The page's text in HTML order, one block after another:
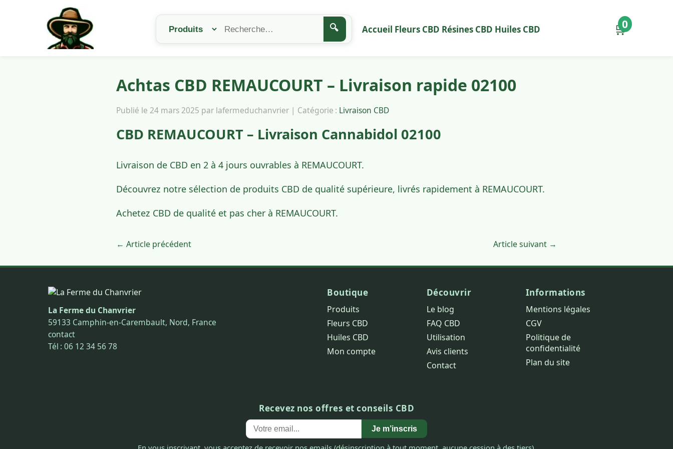
🔍 Accueil Fleurs CBD Résines CBD Huiles CBD 🛒
0
Achtas CBD REMAUCOURT – Livraison rapide 02100
Publié le 24 mars 2025 par lafermeduchanvrier | Catégorie : Livraison CBD
CBD REMAUCOURT – Livraison Cannabidol 02100
Livraison de CBD en 2 à 4 jours ouvrables à REMAUCOURT.
Découvrez notre sélection de produits CBD de qualité supérieure, livrés rapidement à REMAUCOURT.
Achetez CBD de qualité et pas cher à REMAUCOURT.
← Article précédent Article suivant →
La Ferme du Chanvrier
59133 Camphin-en-Carembault, Nord, France
contact
Tél : 06 12 34 56 78
Boutique
Produits
Fleurs CBD
Huiles CBD
Mon compte
Découvrir
Le blog
FAQ CBD
Utilisation
Avis clients
Contact
Informations
Mentions légales
CGV
Politique de
confidentialité
Plan du site
Recevez nos offres et conseils CBD
Je m’inscris